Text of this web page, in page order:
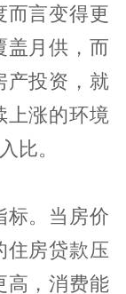
而言变得更
盖月供，而
产投资，就
上涨的环境
比。
标。当房价
住房贷款压
高，消费能